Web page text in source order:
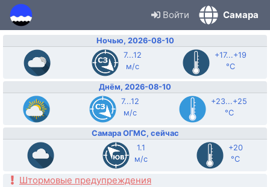
Войти Самара
Ночью, 2026-08-10
7...12
м/с
+17...+19
°C
Днём, 2026-08-10
7...12
м/с
+23...+25
°C
Самара ОГМС, сейчас
1.1
м/с
+20
°C
Штормовые предупреждения